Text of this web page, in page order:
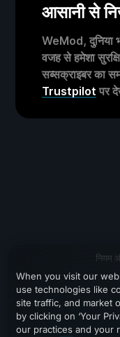
आसानी से
WeMod, दुनिया
वजह से हमेशा
सब्सक्राइबर का
Trustpilot पर
नियम
When you visit our
use technologies like
site traffic, and market
by clicking on ‘Your
our practices and your